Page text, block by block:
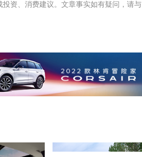
资、消费建议。文章事实如有疑问，请与